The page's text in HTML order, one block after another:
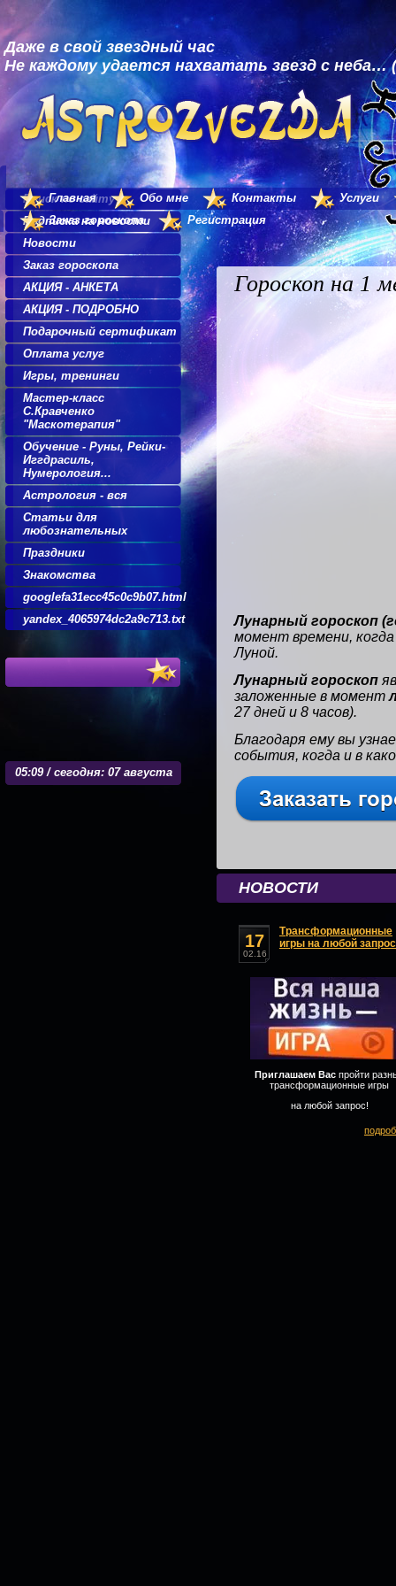
Даже в свой звездный час
Не каждому удается нахватать звезд с неба…
Главная Обо мне Контакты
Услуги
Заказ гороскопа
Регистрация
Поиск по сайту
Подписка на новости
Новости
Заказ гороскопа
АКЦИЯ - АНКЕТА
АКЦИЯ - ПОДРОБНО
Подарочный сертификат
Оплата услуг
Игры, тренинги
Мастер-класс
С.Кравченко
"Маскотерапия"
Обучение - Руны, Рейки-
Иггдрасиль,
Нумерология...
Астрология - вся
Статьи для
любознательных
Праздники
Знакомства
googlefa31ecc45c0c9b07.html
yandex_4065974dc2a9c713.txt
05:09 / сегодня: 07 августа
Гороскоп на 1
Лунарный гороскоп
момент времени,
Луной.
Лунарный гороскоп
заложенные в момент
27 дней и 8 часов).
Благодаря ему вы
события, когда и в
НОВОСТИ
17
02.16
Трансформационные
игры на любой
Приглашаем Вас пройти
трансформационные игры
на любой запрос!